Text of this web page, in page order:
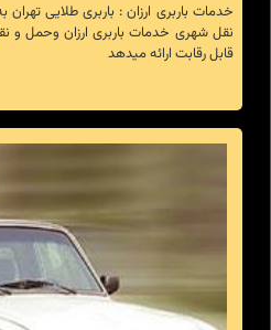
خدمات باربری ارزان : باربری طلایی
نقل شهری خدمات باربری ارزان وحمل و
قابل رقابت ارائه میدهد